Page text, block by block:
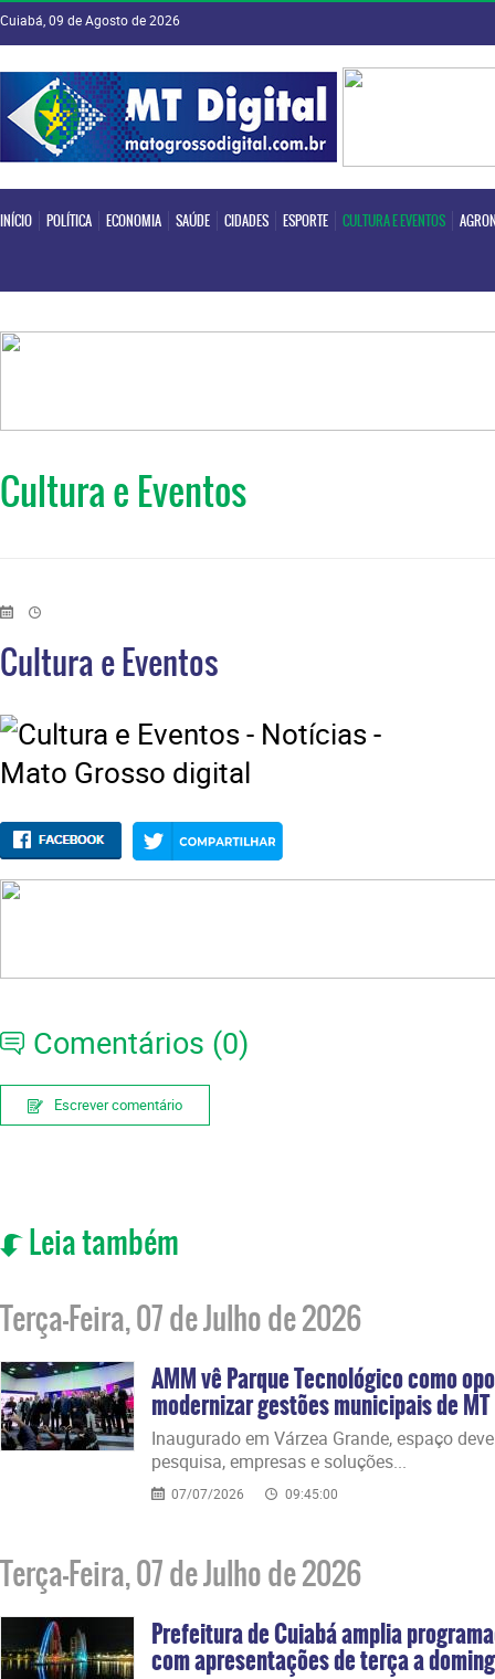
Cuiabá, 09 de Agosto de 2026
INÍCIO POLÍTICA ECONOMIA SAÚDE CIDADES ESPORTE CULTURA E EVENTOS
INÍCIO POLÍTICA ECONOMIA SAÚDE
Cultura e Eventos
Cultura e Eventos
Comentários (0)
Escrever comentário
Leia também
Terça-Feira, 07 de Julho de 2026
AMM vê Parque Tecnológico como
modernizar gestões municipais de MT
Inaugurado em Várzea Grande, espaço
pesquisa, empresas e soluções...
07/07/2026 09:45:00
Terça-Feira, 07 de Julho de 2026
Prefeitura de Cuiabá amplia
com apresentações de terça a